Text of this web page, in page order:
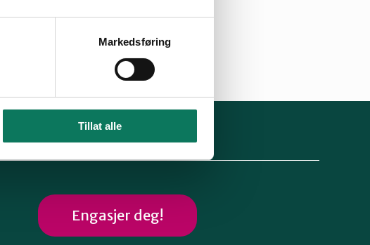
Markedsføring
Tillat alle
Følg oss
Engasjer deg!